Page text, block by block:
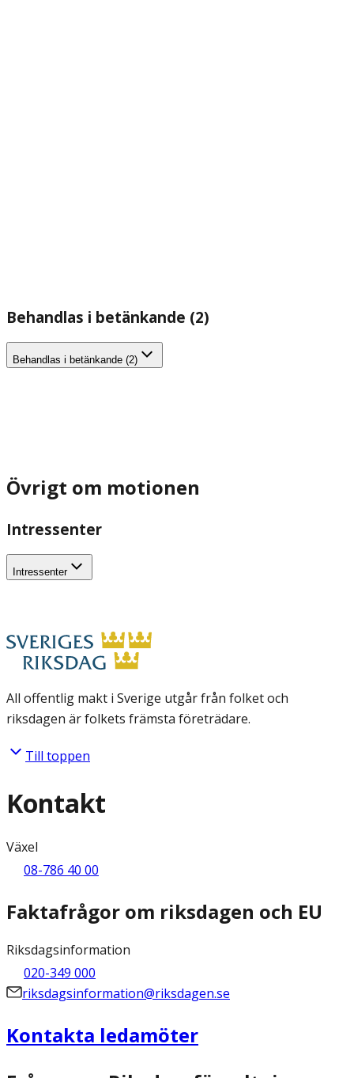
Behandlas i betänkande (2)
Behandlas i betänkande (2)
Övrigt om motionen
Intressenter
Intressenter
All offentlig makt i Sverige utgår från folket och
riksdagen är folkets främsta företrädare.
Till toppen
Kontakt
Växel
08-786 40 00
Faktafrågor om riksdagen och EU
Riksdagsinformation
020-349 000
riksdagsinformation@riksdagen.se
Kontakta ledamöter